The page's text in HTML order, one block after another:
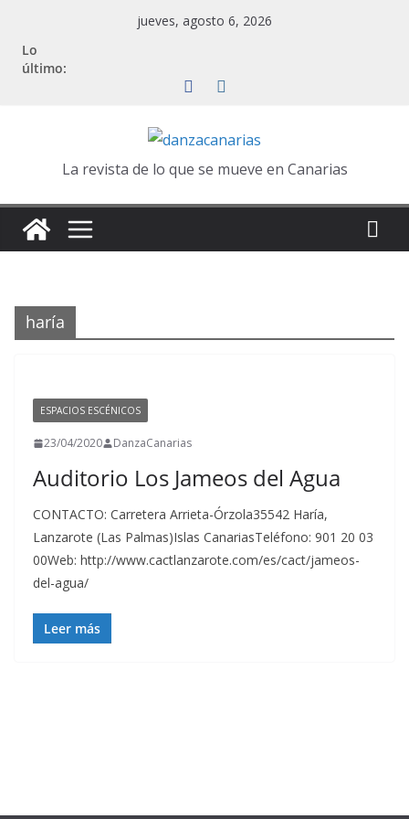
contenido
jueves, agosto 6, 2026
Lo
último:
La revista de lo que se mueve en Canarias
haría
ESPACIOS ESCÉNICOS
23/04/2020 DanzaCanarias
Auditorio Los Jameos del Agua
CONTACTO: Carretera Arrieta-Órzola35542 Haría,
Lanzarote (Las Palmas)Islas CanariasTeléfono: 901 20 03
00Web: http://www.cactlanzarote.com/es/cact/jameos-
del-agua/
Leer más